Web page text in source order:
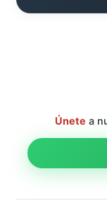
Únete a